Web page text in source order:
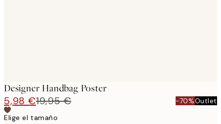
Designer Handbag Poster
5,98 €19,95 € -70%Outlet
Elige el tamaño